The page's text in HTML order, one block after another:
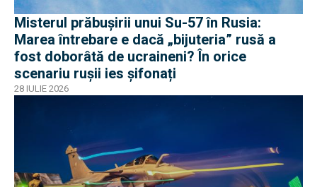
Misterul prăbușirii unui Su-57 în Rusia:
Marea întrebare e dacă „bijuteria” rusă a
fost doborâtă de ucraineni? În orice
scenariu rușii ies șifonați
28 IULIE 2026